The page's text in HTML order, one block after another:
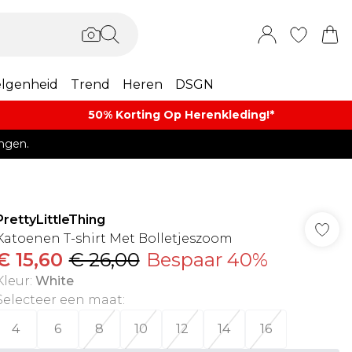
Trend Heren DSGN
50% Korting Op Herenkleding​!*​
T-shirt Met Bolletjeszoom
15,60 € 26,00 Bespaar 40%
: White
een maat:
4
6 8 10 12 14 16